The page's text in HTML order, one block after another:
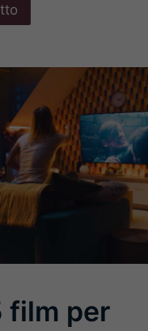
film per